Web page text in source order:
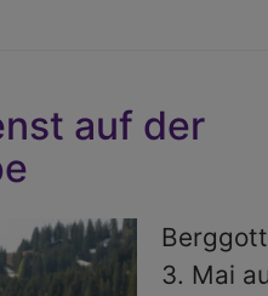
auf der
3. Mai